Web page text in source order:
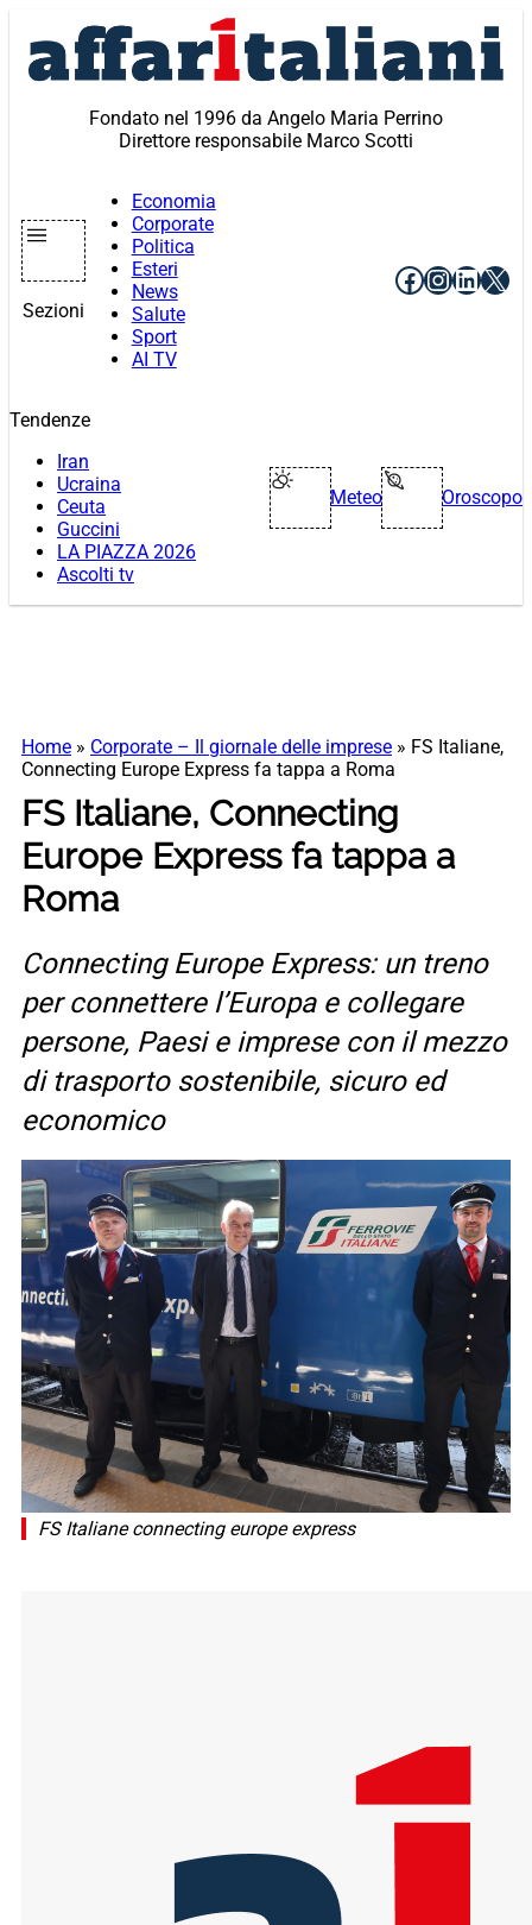
contenuto
Fondato nel 1996 da Angelo Maria Perrino
Direttore responsabile Marco Scotti
Sezioni
Economia
Corporate
Politica
Esteri
News
Salute
Sport
AI TV
Facebook
X
Tendenze
Iran
Ucraina
Ceuta
Guccini
LA PIAZZA 2026
Ascolti tv
Meteo Oroscopo
Home » Corporate – Il giornale delle imprese » FS Italiane,
Connecting Europe Express fa tappa a Roma
FS Italiane, Connecting
Europe Express fa tappa a
Roma
Connecting Europe Express: un treno
per connettere l’Europa e collegare
persone, Paesi e imprese con il mezzo
di trasporto sostenibile, sicuro ed
economico
FS Italiane connecting europe express